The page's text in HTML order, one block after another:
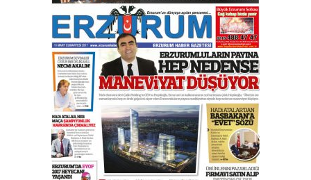
Bir fotoğraf, bir şehir, bir
gazeteci… Dizginler kimin
elinde?
31 Mart 2026 Salı
A. Berhan Yılmaz
BİR BÖLÜM DEĞİL, BİR ÖMÜR
SEÇİYORSUNUZ… “NEDEN
ATATÜRK ÜNİVERSİTESİ?”
28 Temmuz 2026 Salı
Ahmet Gökhan YAZICI
Ahmed Yesevi’den bir Alperen…
”Reisimiz” idi… Hakka yürüdü.!
26 Mart 2026 Perşembe